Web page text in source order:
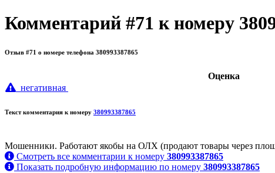
Комментарий #71 к номеру
Отзыв #71 о номере телефона 380993387865
Oценка
негативная
Текст комментария к номеру 380993387865
Мошенники. Работают якобы на ОЛХ (продают товары через
Смотреть все комментарии к номеру 380993387865
Показать подробную информацию по номеру 380993387865